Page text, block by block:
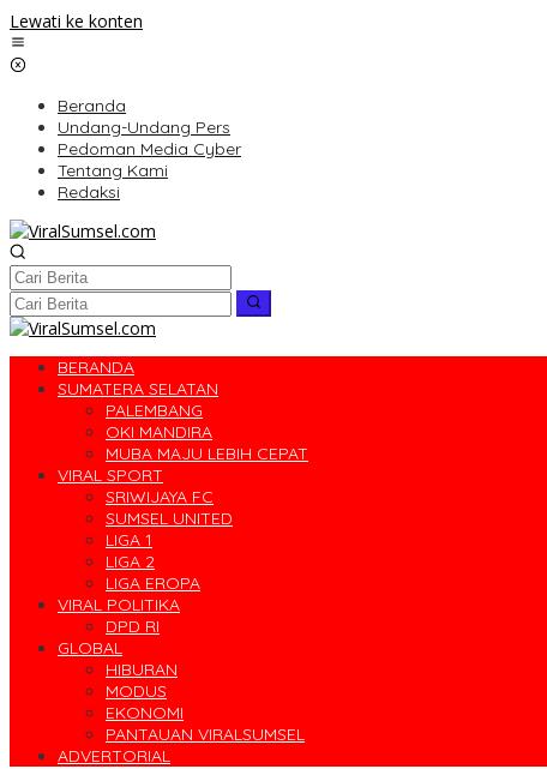
Lewati ke konten
Beranda
Undang-Undang Pers
Pedoman Media Cyber
Tentang Kami
Redaksi
BERANDA
SUMATERA SELATAN
PALEMBANG
OKI MANDIRA
MUBA MAJU LEBIH CEPAT
VIRAL SPORT
SRIWIJAYA FC
SUMSEL UNITED
LIGA 1
LIGA 2
LIGA EROPA
VIRAL POLITIKA
DPD RI
GLOBAL
HIBURAN
MODUS
EKONOMI
PANTAUAN VIRALSUMSEL
ADVERTORIAL